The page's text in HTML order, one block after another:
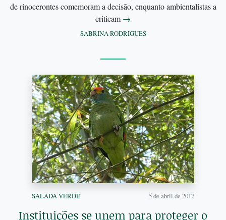
de rinocerontes comemoram a decisão, enquanto ambientalistas a
criticam →
SABRINA RODRIGUES
SALADA VERDE 5 de abril de 2017
Instituições se unem para proteger o